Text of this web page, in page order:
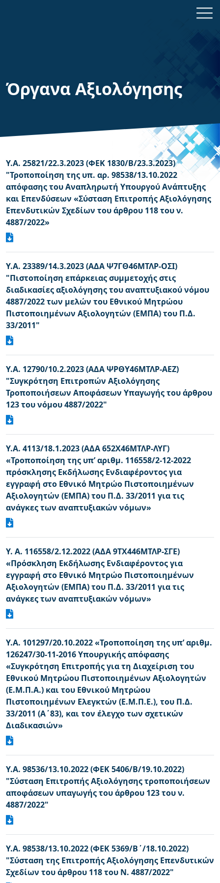
Όργανα Αξιολόγησης
Υ.Α. 25821/22.3.2023 (ΦΕΚ 1830/Β/23.3.2023)
"Τροποποίηση της υπ. αρ. 98538/13.10.2022
απόφασης του Αναπληρωτή Υπουργού Ανάπτυξης
και Επενδύσεων «Σύσταση Επιτροπής Αξιολόγησης
Επενδυτικών Σχεδίων του άρθρου 118 του ν.
4887/2022»
Υ.Α. 23389/14.3.2023 (ΑΔΑ Ψ7ΓΘ46ΜΤΛΡ-ΟΣΙ)
"Πιστοποίηση επάρκειας συμμετοχής στις
διαδικασίες αξιολόγησης του αναπτυξιακού νόμου
4887/2022 των μελών του Εθνικού Μητρώου
Πιστοποιημένων Αξιολογητών (ΕΜΠΑ) του Π.Δ.
33/2011"
Υ.Α. 12790/10.2.2023 (ΑΔΑ ΨΡΘΥ46ΜΤΛΡ-ΑΕΖ)
"Συγκρότηση Επιτροπών Αξιολόγησης
Τροποποιήσεων Αποφάσεων Υπαγωγής του άρθρου
123 του νόμου 4887/2022"
Υ.Α. 4113/18.1.2023 (ΑΔΑ 652Χ46ΜΤΛΡ-ΛΥΓ)
«Τροποποίηση της υπ’ αριθμ. 116558/2-12-2022
πρόσκλησης Εκδήλωσης Ενδιαφέροντος για
εγγραφή στο Εθνικό Μητρώο Πιστοποιημένων
Αξιολογητών (ΕΜΠΑ) του Π.Δ. 33/2011 για τις
ανάγκες των αναπτυξιακών νόμων»
Υ. Α. 116558/2.12.2022 (ΑΔΑ 9ΤΧ446ΜΤΛΡ-ΣΓΕ)
«Πρόσκληση Εκδήλωσης Ενδιαφέροντος για
εγγραφή στο Εθνικό Μητρώο Πιστοποιημένων
Αξιολογητών (ΕΜΠΑ) του Π.Δ. 33/2011 για τις
ανάγκες των αναπτυξιακών νόμων»
Υ.Α. 101297/20.10.2022 «Τροποποίηση της υπ’ αριθμ.
126247/30-11-2016 Υπουργικής απόφασης
«Συγκρότηση Επιτροπής για τη Διαχείριση του
Εθνικού Μητρώου Πιστοποιημένων Αξιολογητών
(Ε.Μ.Π.Α.) και του Εθνικού Μητρώου
Πιστοποιημένων Ελεγκτών (Ε.Μ.Π.Ε.), του Π.Δ.
33/2011 (Α΄83), και τον έλεγχο των σχετικών
Διαδικασιών»
Υ.Α. 98536/13.10.2022 (ΦΕΚ 5406/Β/19.10.2022)
"Σύσταση Επιτροπής Αξιολόγησης τροποποιήσεων
αποφάσεων υπαγωγής του άρθρου 123 του ν.
4887/2022"
Υ.Α. 98538/13.10.2022 (ΦΕΚ 5369/Β΄/18.10.2022)
"Σύσταση της Επιτροπής Αξιολόγησης Επενδυτικών
Σχεδίων του άρθρου 118 του Ν. 4887/2022"